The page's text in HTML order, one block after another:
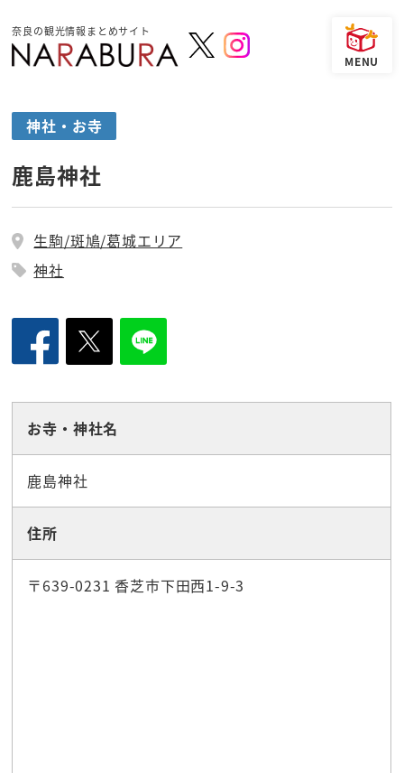
奈良の観光情報まとめサイト
神社・お寺
鹿島神社
生駒/斑鳩/葛城エリア
神社
お寺・神社名
鹿島神社
住所
〒639-0231 香芝市下田西1-9-3